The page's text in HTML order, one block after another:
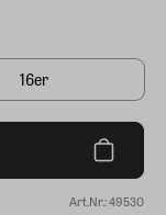
16er
Art.Nr.: 49530